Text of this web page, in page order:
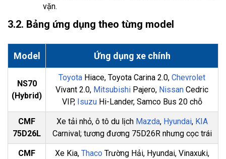
vặn.
3.2. Bảng ứng dụng theo từng model
Model Ứng dụng xe chính
NS70
(Hybrid)
Toyota Hiace, Toyota Carina 2.0, Chevrolet
Vivant 2.0, Mitsubishi Pajero, Nissan Cedric
VIP, Isuzu Hi-Lander, Samco Bus 20 chỗ
CMF
75D26L
Xe tải nhỏ, ô tô du lịch Mazda, Hyundai, KIA
Carnival; tương đương 75D26R nhưng cọc trái
CMF
Xe Kia, ThacoTrường Hải, Hyundai, Vinaxuki,